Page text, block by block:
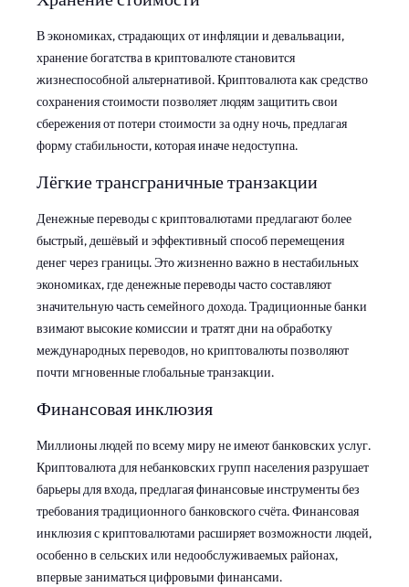
В экономиках, страдающих от инфляции и девальвации,
хранение богатства в криптовалюте становится
жизнеспособной альтернативой. Криптовалюта как средство
сохранения стоимости позволяет людям защитить свои
сбережения от потери стоимости за одну ночь, предлагая
форму стабильности, которая иначе недоступна.
Лёгкие трансграничные транзакции
Денежные переводы с криптовалютами предлагают более
быстрый, дешёвый и эффективный способ перемещения
денег через границы. Это жизненно важно в нестабильных
экономиках, где денежные переводы часто составляют
значительную часть семейного дохода. Традиционные банки
взимают высокие комиссии и тратят дни на обработку
международных переводов, но криптовалюты позволяют
почти мгновенные глобальные транзакции.
Финансовая инклюзия
Миллионы людей по всему миру не имеют банковских услуг.
Криптовалюта для небанковских групп населения разрушает
барьеры для входа, предлагая финансовые инструменты без
требования традиционного банковского счёта. Финансовая
инклюзия с криптовалютами расширяет возможности людей,
особенно в сельских или недообслуживаемых районах,
впервые заниматься цифровыми финансами.